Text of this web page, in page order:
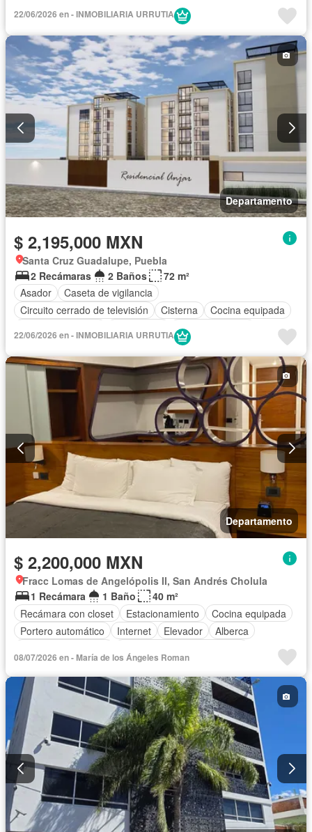
Estacionamiento
Recámara con closet
Sin amueblar
22/06/2026 en - INMOBILIARIA URRUTIA
Departamento
$ 2,195,000 MXN
Santa Cruz Guadalupe, Puebla
2 Recámaras
2 Baños
72 m²
Asador
Caseta de vigilancia
Circuito cerrado de televisión
Cisterna
Cocina equipada
Estacionamiento
Recámara con closet Azotea
Sin amueblar
22/06/2026 en - INMOBILIARIA URRUTIA
Departamento
$ 2,200,000 MXN
Fracc Lomas de Angelópolis II, San Andrés Cholula
1 Recámara
1 Baño
40 m²
Recámara con closet
Estacionamiento
Cocina equipada
Portero automático
Internet Elevador
Alberca
08/07/2026 en - María de los Ángeles Roman